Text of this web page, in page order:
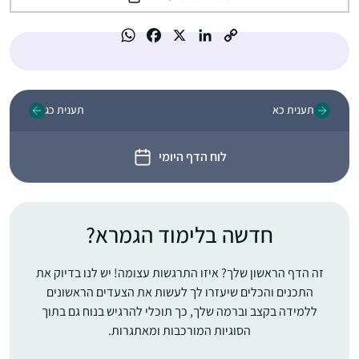
תענית כא
לוח הדף היומי
תענית כג
חדשה בלימוד הגמרא?
זה הדף הראשון שלך? איזו התרגשות עצומה! יש לנו בדיוק את
התכנים והכלים שיעזרו לך לעשות את הצעדים הראשונים
ללמידה בקצב וברמה שלך, כך תוכלי להרגיש בנוח גם בתוך
הסוגיות המורכבות ומאתגרות.